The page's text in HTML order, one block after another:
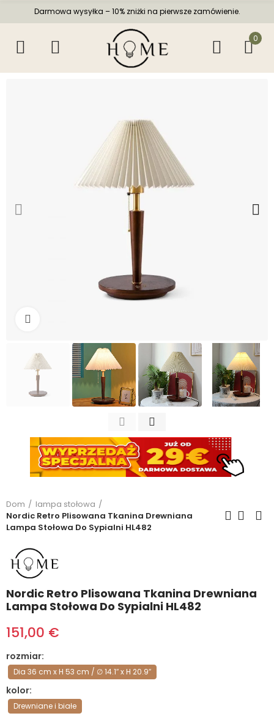
Darmowa wysyłka – 10% zniżki na pierwsze zamówienie.
0
Dom
lampa stołowa
Nordic Retro Plisowana Tkanina Drewniana
Lampa Stołowa Do Sypialni HL482
Nordic Retro Plisowana Tkanina Drewniana
Lampa Stołowa Do Sypialni HL482
151,00 €
rozmiar
Dia 36 cm x H 53 cm / ∅ 14.1″ x H 20.9″
kolor
Drewniane i białe